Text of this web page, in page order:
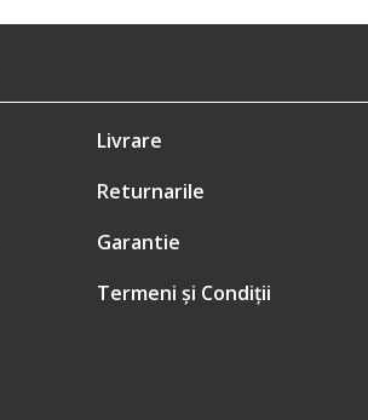
Livrare
Returnarile
Garantie
Termeni și Condiții